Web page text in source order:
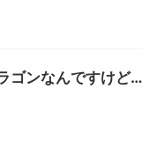
ゴンなんですけど…